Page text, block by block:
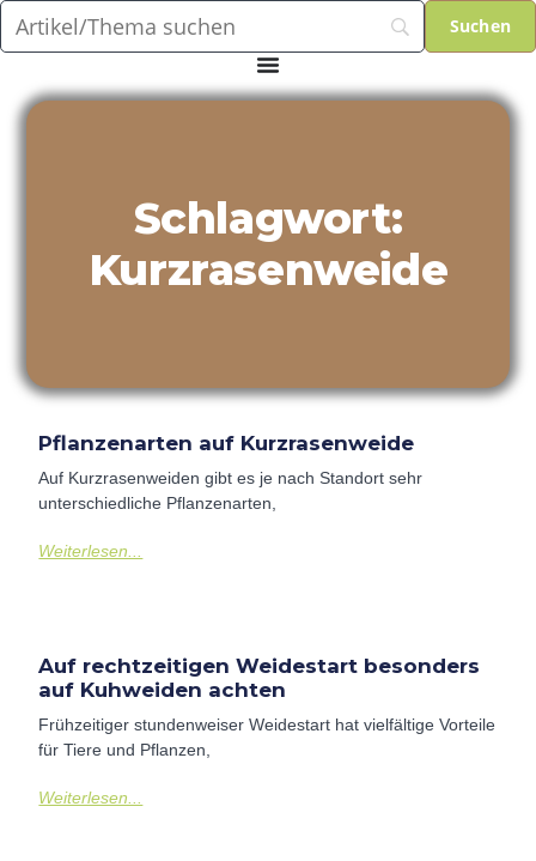
Schlagwort:
Kurzrasenweide
Pflanzenarten auf Kurzrasenweide
Auf Kurzrasenweiden gibt es je nach Standort sehr
unterschiedliche Pflanzenarten,
Weiterlesen...
Auf rechtzeitigen Weidestart besonders
auf Kuhweiden achten
Frühzeitiger stundenweiser Weidestart hat vielfältige Vorteile
für Tiere und Pflanzen,
Weiterlesen...